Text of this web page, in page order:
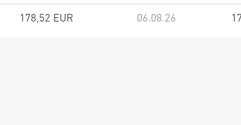
178,52 EUR 06.08.26